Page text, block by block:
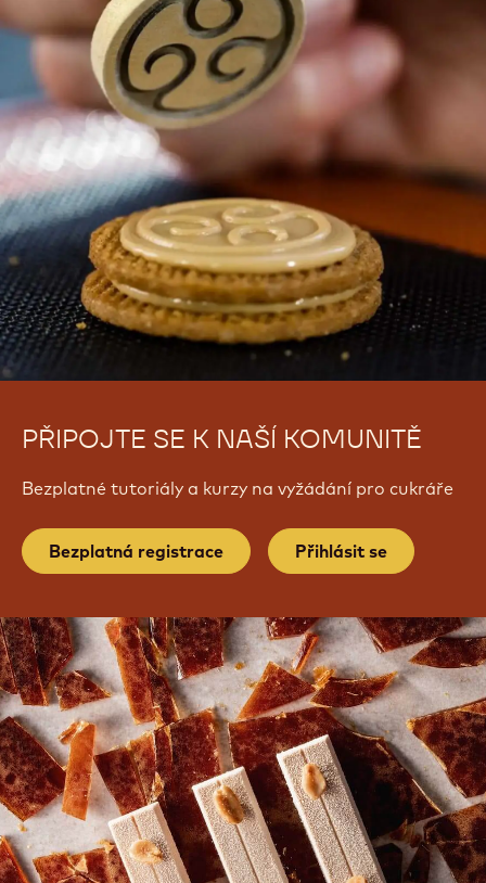
PŘIPOJTE SE K NAŠÍ KOMUNITĚ
Bezplatné tutoriály a kurzy na vyžádání pro cukráře
Bezplatná registrace Přihlásit se